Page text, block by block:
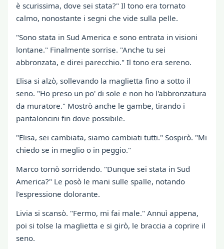
è scurissima, dove sei stata?" Il tono era tornato
calmo, nonostante i segni che vide sulla pelle.
"Sono stata in Sud America e sono entrata in visioni
lontane." Finalmente sorrise. "Anche tu sei
abbronzata, e direi parecchio." Il tono era sereno.
Elisa si alzò, sollevando la maglietta fino a sotto il
seno. "Ho preso un po' di sole e non ho l'abbronzatura
da muratore." Mostrò anche le gambe, tirando i
pantaloncini fin dove possibile.
"Elisa, sei cambiata, siamo cambiati tutti." Sospirò. "Mi
chiedo se in meglio o in peggio."
Marco tornò sorridendo. "Dunque sei stata in Sud
America?" Le posò le mani sulle spalle, notando
l'espressione dolorante.
Livia si scansò. "Fermo, mi fai male." Annuì appena,
poi si tolse la maglietta e si girò, le braccia a coprire il
seno.